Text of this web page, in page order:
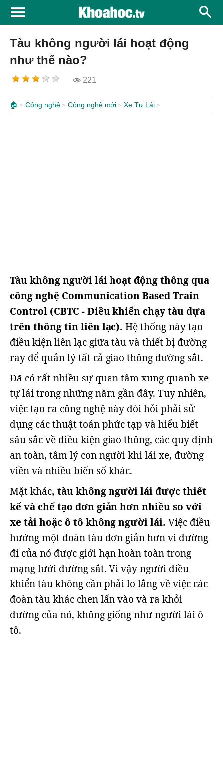
Tàu không người lái hoạt động
như thế nào?
221
🏠 Công nghệ Công nghệ mới Xe Tự Lái
Tàu không người lái hoạt động thông qua
công nghệ Communication Based Train
Control (CBTC - Điều khiển chạy tàu dựa
trên thông tin liên lạc). Hệ thống này tạo
điều kiện liên lạc giữa tàu và thiết bị đường
ray để quản lý tất cả giao thông đường sắt.
Đã có rất nhiều sự quan tâm xung quanh xe
tự lái trong những năm gần đây. Tuy nhiên,
việc tạo ra công nghệ này đòi hỏi phải sử
dụng các thuật toán phức tạp và hiểu biết
sâu sắc về điều kiện giao thông, các quy định
an toàn, tâm lý con người khi lái xe, đường
viền và nhiều biến số khác.
Mặt khác, tàu không người lái được thiết
kế và chế tạo đơn giản hơn nhiều so với
xe tải hoặc ô tô không người lái. Việc điều
hướng một đoàn tàu đơn giản hơn vì đường
đi của nó được giới hạn hoàn toàn trong
mạng lưới đường sắt. Vì vậy người điều
khiển tàu không cần phải lo lắng về việc các
đoàn tàu khác chen lấn vào và ra khỏi
đường của nó, không giống như người lái ô
tô.